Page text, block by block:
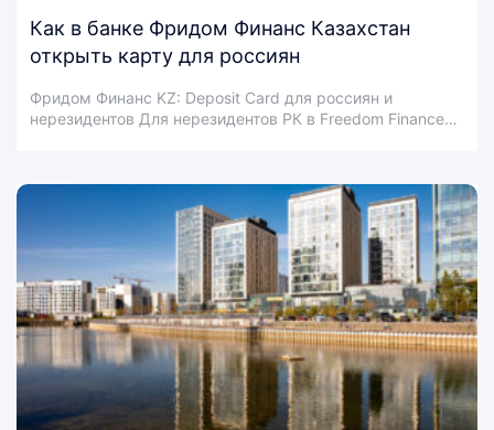
Как в банке Фридом Финанс Казахстан
открыть карту для россиян
Фридом Финанс KZ: Deposit Сard для россиян и
нерезидентов Для нерезидентов РК в Freedom Finance…